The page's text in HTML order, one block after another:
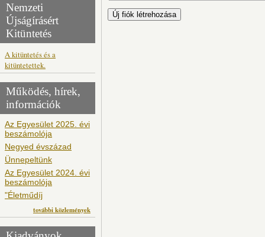
Nemzeti
Újságírásért
Kitüntetés
A kitüntetés és a
kitüntetettek.
Működés, hírek,
információk
Az Egyesület 2025. évi
beszámolója
Negyed évszázad
Ünnepeltünk
Az Egyesület 2024. évi
beszámolója
"Életműdíj
további közlemények